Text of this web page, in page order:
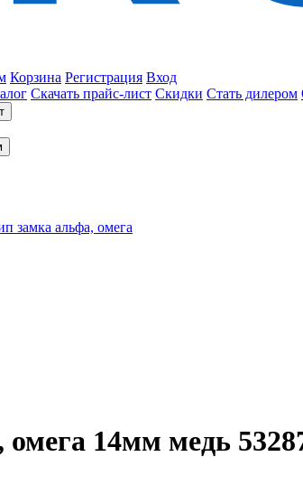
Корзина Регистрация Вход
Скачать прайс-лист Скидки Стать дилером
замка альфа, омега
14мм медь